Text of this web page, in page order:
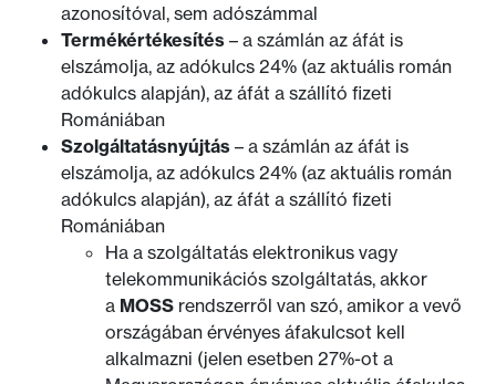
azonosítóval, sem adószámmal
Termékértékesítés – a számlán az áfát is
elszámolja, az adókulcs 24% (az aktuális román
adókulcs alapján), az áfát a szállító fizeti
Romániában
Szolgáltatásnyújtás – a számlán az áfát is
elszámolja, az adókulcs 24% (az aktuális román
adókulcs alapján), az áfát a szállító fizeti
Romániában
Ha a szolgáltatás elektronikus vagy
telekommunikációs szolgáltatás, akkor
a MOSS rendszerről van szó, amikor a vevő
országában érvényes áfakulcsot kell
alkalmazni (jelen esetben 27%-ot a